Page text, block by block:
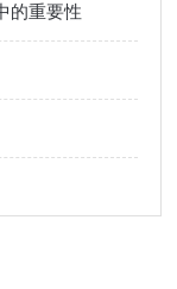
的重要性